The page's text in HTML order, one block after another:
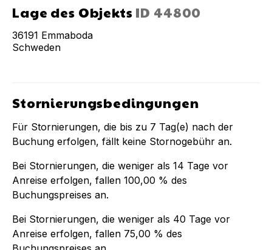
Lage des Objekts ID 44800
36191 Emmaboda
Schweden
Stornierungsbedingungen
Für Stornierungen, die bis zu 7 Tag(e) nach der
Buchung erfolgen, fällt keine Stornogebühr an.
Bei Stornierungen, die weniger als 14 Tage vor
Anreise erfolgen, fallen 100,00 % des
Buchungspreises an.
Bei Stornierungen, die weniger als 40 Tage vor
Anreise erfolgen, fallen 75,00 % des